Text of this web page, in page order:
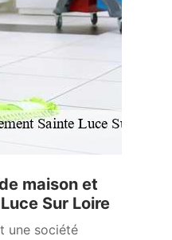
maison et
Sur Loire
une société